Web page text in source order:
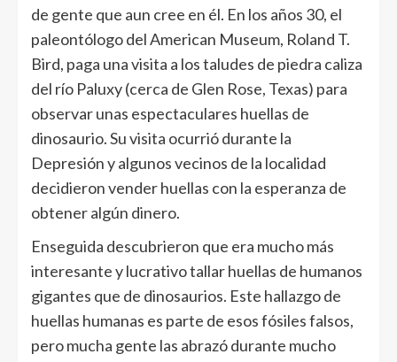
de gente que aun cree en él. En los años 30, el
paleontólogo del American Museum, Roland T.
Bird, paga una visita a los taludes de piedra caliza
del río Paluxy (cerca de Glen Rose, Texas) para
observar unas espectaculares huellas de
dinosaurio. Su visita ocurrió durante la
Depresión y algunos vecinos de la localidad
decidieron vender huellas con la esperanza de
obtener algún dinero.
Enseguida descubrieron que era mucho más
interesante y lucrativo tallar huellas de humanos
gigantes que de dinosaurios. Este hallazgo de
huellas humanas es parte de esos fósiles falsos,
pero mucha gente las abrazó durante mucho